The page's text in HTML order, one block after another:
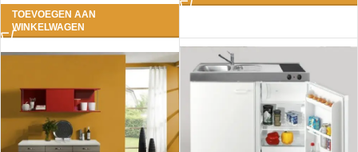
TOEVOEGEN AAN
WINKELWAGEN